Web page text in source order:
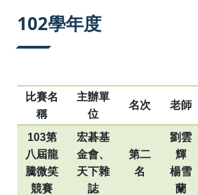
102學年度
比賽名
稱
主辦單
位
名次 老師
103第
八屆龍
騰微笑
競賽
宏碁基
金會、
天下雜
誌
第二
名
劉雲
輝
楊雪
蘭